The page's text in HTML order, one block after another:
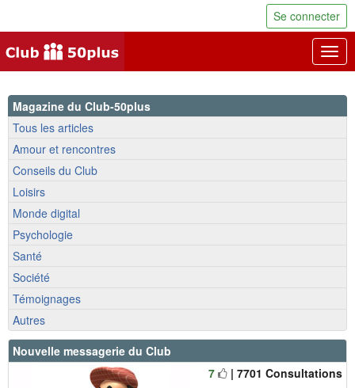
Se connecter
Magazine du Club-50plus
Tous les articles
Amour et rencontres
Conseils du Club
Loisirs
Monde digital
Psychologie
Santé
Société
Témoignages
Autres
Nouvelle messagerie du Club
7
| 7701 Consultations